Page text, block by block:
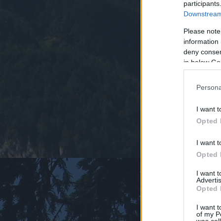
Please
information
deny
in below
I want
Opted
I want
Opted
I want
Opted
I want
of my